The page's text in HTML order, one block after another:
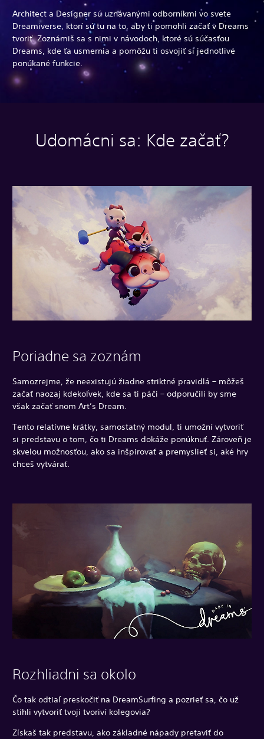
Architect a Designer sú uznávanými odborníkmi vo svete
Dreamiverse, ktorí sú tu na to, aby ti pomohli začať v Dreams
tvoriť. Zoznámiš sa s nimi v návodoch, ktoré sú súčasťou
Dreams, kde ťa usmernia a pomôžu ti osvojiť si jednotlivé
ponúkané funkcie.
Udomácni sa: Kde začať?
Poriadne sa zoznám
Samozrejme, že neexistujú žiadne striktné pravidlá – môžeš
začať naozaj kdekoľvek, kde sa ti páči – odporučili by sme
však začať snom Art’s Dream.
Tento relatívne krátky, samostatný modul, ti umožní vytvoriť
si predstavu o tom, čo ti Dreams dokáže ponúknuť. Zároveň je
skvelou možnosťou, ako sa inšpirovať a premyslieť si, aké hry
chceš vytvárať.
Rozhliadni sa okolo
Čo tak odtiaľ preskočiť na DreamSurfing a pozrieť sa, čo už
stihli vytvoriť tvoji tvoriví kolegovia?
Získaš tak predstavu, ako základné nápady pretaviť do